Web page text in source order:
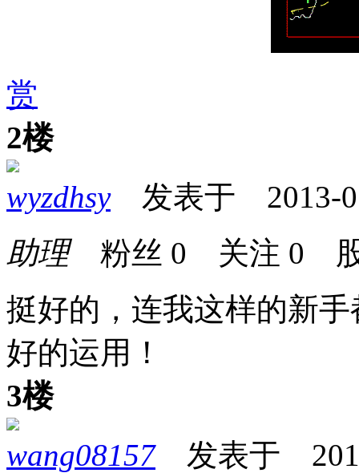
赏
2楼
wyzdhsy发表于 2013-
助理粉丝 0 关注 0
挺好的，连我这样的新
好的运用！
3楼
wang08157发表于